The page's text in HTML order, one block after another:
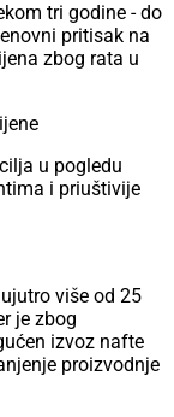
tri godine - do
pritisak na
zbog rata u
u pogledu
i priuštivije
više od 25
je zbog
izvoz nafte
proizvodnje